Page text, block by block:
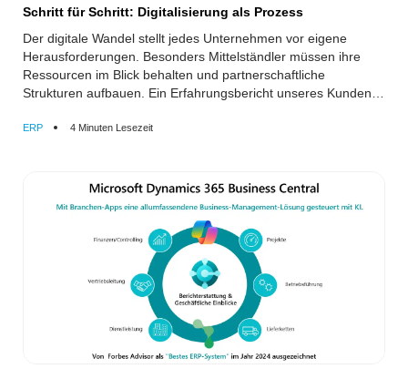
Schritt für Schritt: Digitalisierung als Prozess
Der digitale Wandel stellt jedes Unternehmen vor eigene
Herausforderungen. Besonders Mittelständler müssen ihre
Ressourcen im Blick behalten und partnerschaftliche
Strukturen aufbauen. Ein Erfahrungsbericht unseres Kunden,
ERP 4 Minuten Lesezeit